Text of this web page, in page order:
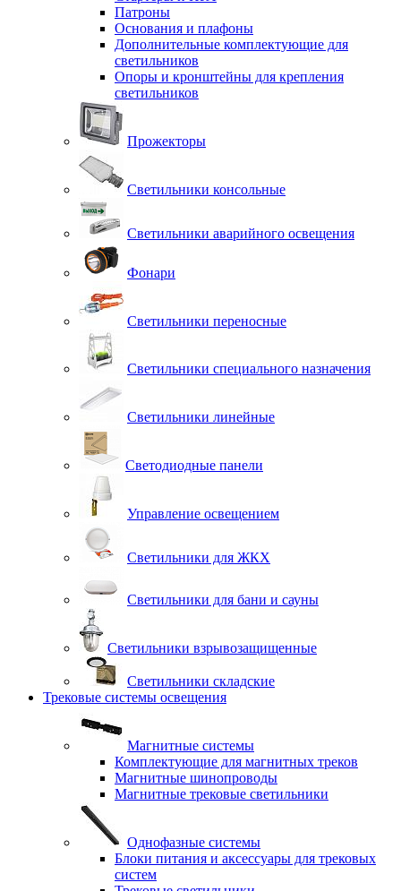
Патроны
Основания и плафоны
Дополнительные комплектующие для
светильников
Опоры и кронштейны для крепления
светильников
Прожекторы
Светильники консольные
Светильники аварийного освещения
Фонари
Светильники переносные
Светильники специального назначения
Светильники линейные
Светодиодные панели
Управление освещением
Светильники для ЖКХ
Светильники для бани и сауны
Светильники взрывозащищенные
Светильники складские
Трековые системы освещения
Магнитные системы
Комплектующие для магнитных треков
Магнитные шинопроводы
Магнитные трековые светильники
Однофазные системы
Блоки питания и аксессуары для трековых
систем